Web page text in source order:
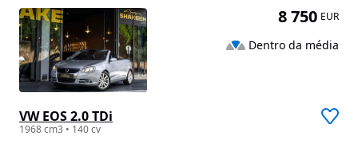
VW EOS 2.0 TDi
1968 cm3 • 140 cv
8 750 EUR
Dentro da média